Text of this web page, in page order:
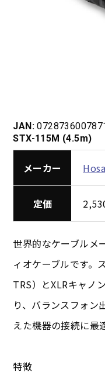
JAN:
STX-115M (4.5m)
メーカー Hosa
定価
世界的なケーブルメ
ィオケーブルです。
TRS）とXLRキャノ
り、バランスフォン
えた機器の接続に最
特徴